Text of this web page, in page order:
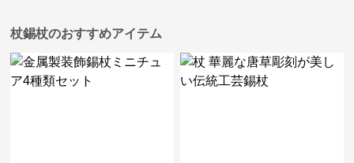
杖錫杖のおすすめアイテム